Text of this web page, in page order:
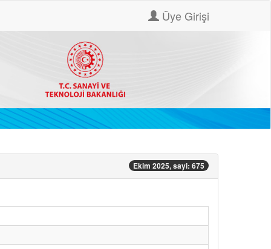
Üye Girişi
Ekim 2025, sayi: 675